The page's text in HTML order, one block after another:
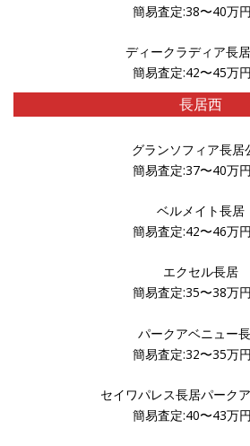
簡易査定:38〜40万
ディークラディア長
簡易査定:42〜45万
長居西
グランソフィア長居
簡易査定:37〜40万
ベルメイト長居
簡易査定:42〜46万
エクセル長居
簡易査定:35〜38万
パークアベニュー
簡易査定:32〜35万
セイワパレス長居パーク
簡易査定:40〜43万